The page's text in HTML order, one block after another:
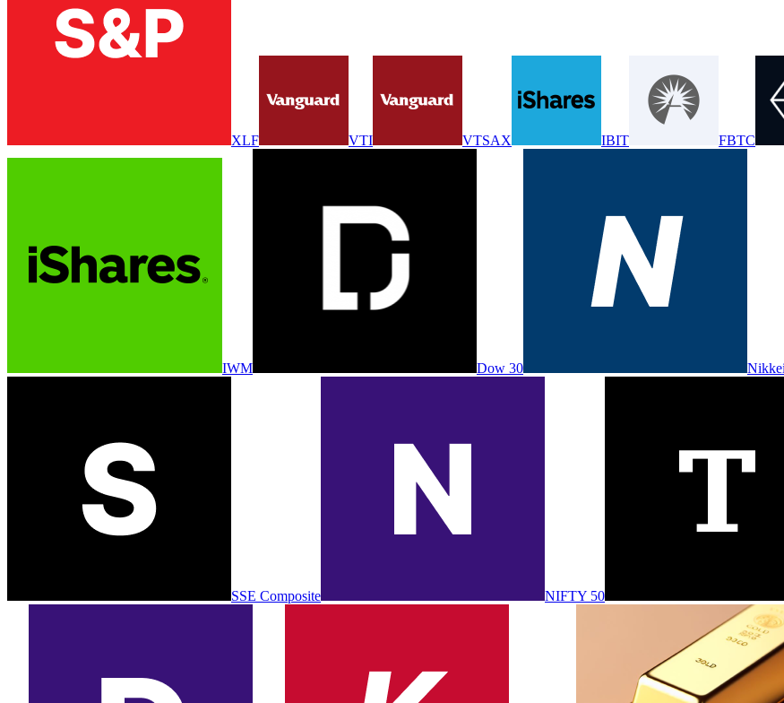
XLF VTI VTSAX IBIT FBTC
IWM Dow 30
SSE Composite NIFTY 50